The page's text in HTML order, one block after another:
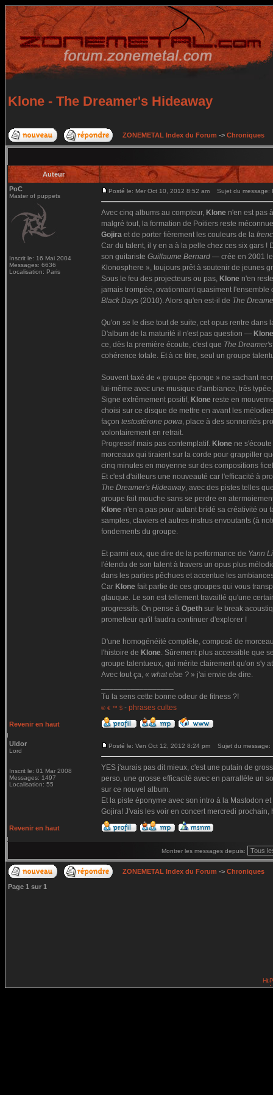
Klone - The Dreamer's Hideaway
ZONEMETAL Index du Forum -> Chroniques
Auteur
PoC
Master of puppets
Inscrit le: 16 Mai 2004
Messages: 6636
Localisation: Paris
Posté le: Mer Oct 10, 2012 8:52 am Sujet du message:
Avec cinq albums au compteur, Klone n'en est pas
malgré tout, la formation de Poitiers reste
Gojira et de porter fièrement les couleurs de la
Car du talent, il y en a à la pelle chez ces six gars !
son guitariste Guillaume Bernard — crée en 2001
Klonosphere », toujours prêt à soutenir de jeunes
Sous le feu des projecteurs ou pas, Klone n'en
jamais trompée, ovationnant quasiment
Black Days (2010). Alors qu'en est-il de The
Qu'on se le dise tout de suite, cet opus rentre dans
D'album de la maturité il n'est pas question — Klone
ce, dès la première écoute, c'est que The
cohérence totale. Et à ce titre, seul un groupe
Souvent taxé de « groupe éponge » ne sachant
lui-même avec une musique d'ambiance, très
Signe extrêmement positif, Klone reste en
choisi sur ce disque de mettre en avant les
façon testostérone powa, place à des sonnorités
volontairement en retrait.
Progressif mais pas contemplatif. Klone ne
morceaux qui tiraient sur la corde pour grappiller
cinq minutes en moyenne sur des compositions
Et c'est d'ailleurs une nouveauté car l'efficacité à
The Dreamer's Hideaway, avec des pistes telles
groupe fait mouche sans se perdre en
Klone n'en a pas pour autant bridé sa créativité ou
samples, claviers et autres instrus envoutants (à
fondements du groupe.
Et parmi eux, que dire de la performance de Yann
l'étendu de son talent à travers un opus plus
dans les parties pêchues et accentue les
Car Klone fait partie de ces groupes qui vous
glauque. Le son est tellement travaillé qu'une
progressifs. On pense à Opeth sur le break
prometteur qu'il faudra continuer d'explorer !
D'une homogénéité complète, composé de
l'histoire de Klone. Sûrement plus accessible que
groupe talentueux, qui mérite clairement qu'on s'y
Avec tout ça, « what else ? » j'ai envie de dire.
Tu la sens cette bonne odeur de fitness ?!
© € ™ $ - phrases cultes
Revenir en haut
Uldor
Lord
Inscrit le: 01 Mar 2008
Messages: 1497
Localisation: 55
Posté le: Ven Oct 12, 2012 8:24 pm Sujet du message:
YES j'aurais pas dit mieux, c'est une putain de
perso, une grosse efficacité avec en parrallèle un
sur ce nouvel album.
Et la piste éponyme avec son intro à la Mastodon
Gojira! J'vais les voir en concert mercredi
Revenir en haut
Montrer les messages depuis:
ZONEMETAL Index du Forum -> Chroniques
Page 1 sur 1